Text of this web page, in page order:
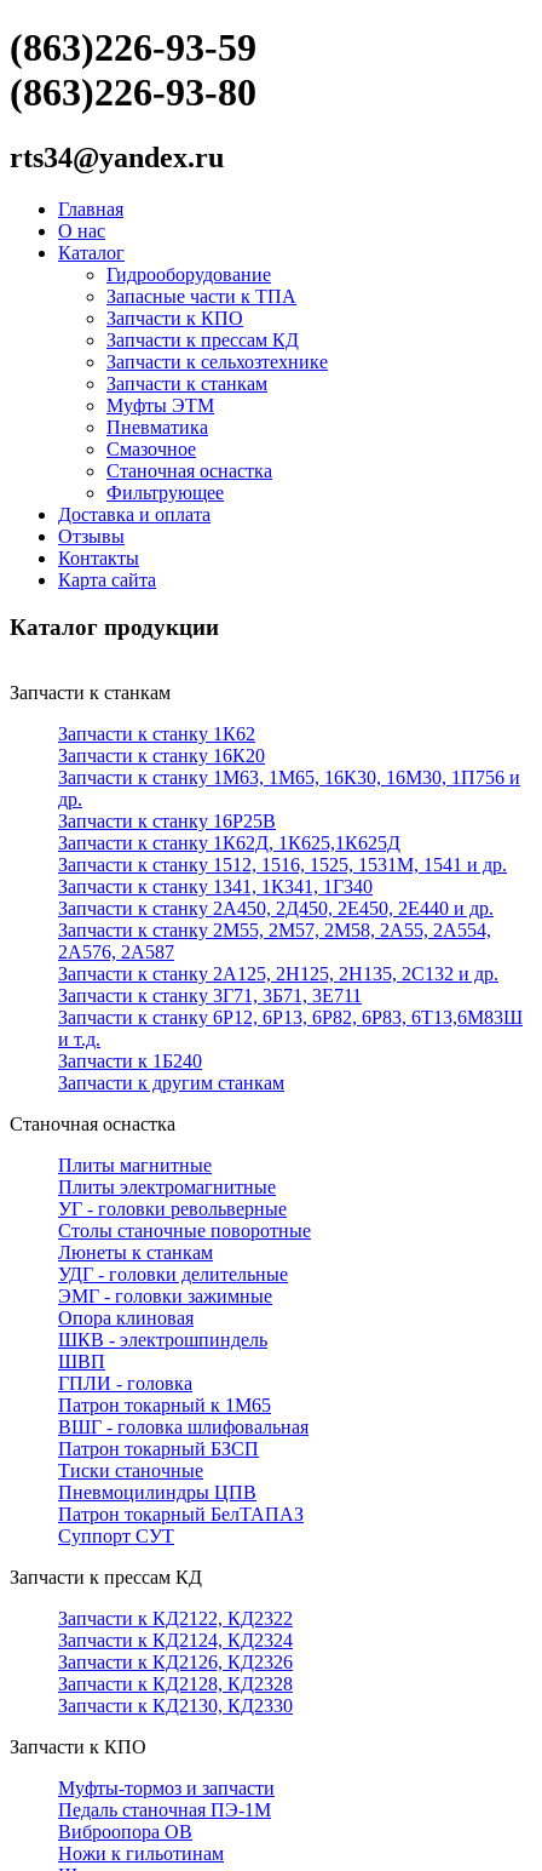
(863)226-93-59
(863)226-93-80
rts34@yandex.ru
Главная
О нас
Каталог
Гидрооборудование
Запасные части к ТПА
Запчасти к КПО
Запчасти к прессам КД
Запчасти к сельхозтехнике
Запчасти к станкам
Муфты ЭТМ
Пневматика
Смазочное
Станочная оснастка
Фильтрующее
Доставка и оплата
Отзывы
Контакты
Карта сайта
Каталог продукции
Запчасти к станкам
Запчасти к станку 1К62
Запчасти к станку 16К20
Запчасти к станку 1М63, 1М65, 16К30, 16М30, 1П756 и
др.
Запчасти к станку 16Р25В
Запчасти к станку 1К62Д, 1К625,1К625Д
Запчасти к станку 1512, 1516, 1525, 1531М, 1541 и др.
Запчасти к станку 1341, 1К341, 1Г340
Запчасти к станку 2А450, 2Д450, 2Е450, 2Е440 и др.
Запчасти к станку 2М55, 2М57, 2М58, 2А55, 2А554,
2А576, 2А587
Запчасти к станку 2А125, 2Н125, 2Н135, 2С132 и др.
Запчасти к станку 3Г71, 3Б71, 3Е711
Запчасти к станку 6Р12, 6Р13, 6Р82, 6Р83, 6Т13,6М83Ш
и т.д.
Запчасти к 1Б240
Запчасти к другим станкам
Станочная оснастка
Плиты магнитные
Плиты электромагнитные
УГ - головки револьверные
Столы станочные поворотные
Люнеты к станкам
УДГ - головки делительные
ЭМГ - головки зажимные
Опора клиновая
ШКВ - электрошпиндель
ШВП
ГПЛИ - головка
Патрон токарный к 1М65
ВШГ - головка шлифовальная
Патрон токарный БЗСП
Тиски станочные
Пневмоцилиндры ЦПВ
Патрон токарный БелТАПАЗ
Суппорт СУТ
Запчасти к прессам КД
Запчасти к КД2122, КД2322
Запчасти к КД2124, КД2324
Запчасти к КД2126, КД2326
Запчасти к КД2128, КД2328
Запчасти к КД2130, КД2330
Запчасти к КПО
Муфты-тормоз и запчасти
Педаль станочная ПЭ-1М
Виброопора ОВ
Ножи к гильотинам